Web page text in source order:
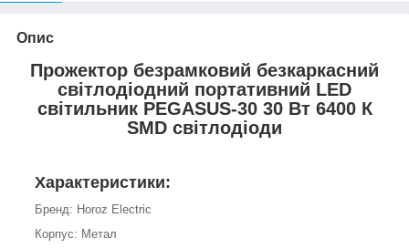
Опис
Прожектор безрамковий безкаркасний
світлодіодний портативний LED
світильник PEGASUS-30 30 Вт 6400 К
SMD світлодіоди
Характеристики:
Бренд: Horoz Electric
Корпус: Метал